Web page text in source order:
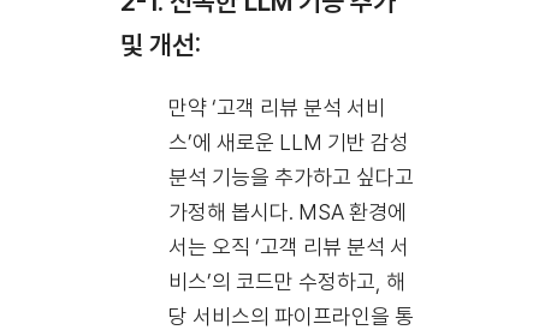
및 개선:
만약 ‘고객 리뷰 분석 서비
스’에 새로운 LLM 기반 감성
분석 기능을 추가하고 싶다고
가정해 봅시다. MSA 환경에
서는 오직 ‘고객 리뷰 분석 서
비스’의 코드만 수정하고, 해
당 서비스의 파이프라인을 통